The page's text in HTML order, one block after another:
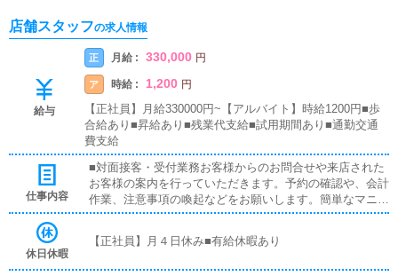
店舗スタッフの求人情報
給与
正 月給 : 330,000 円
ア 時給 : 1,200 円
【正社員】月給330000円~【アルバイト】時給1200円■歩
合給あり■昇給あり■残業代支給■試用期間あり■通勤交通
費支給
仕事内容
■対面接客・受付業務お客様からのお問合せや来店された
お客様の案内を行っていただきます。予約の確認や、会計
作業、注意事項の喚起などをお願いします。簡単なマニュ
アルや、先輩スタッフに付いて業務内容を見ながら徐々に
す。■PC更新業務ヘブンネットなど、ポータルサイト等の
休日休暇
【正社員】月４日休み■有給休暇あり